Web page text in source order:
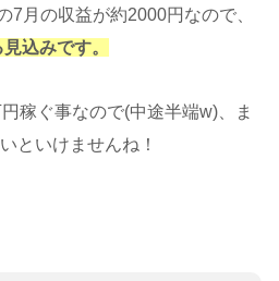
7月の収益が約2000円なので、
込みです。
稼ぐ事なので(中途半端w)、ま
といけませんね！